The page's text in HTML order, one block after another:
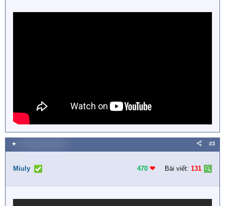
★ #3
Miuly 470 ❤︎ Bài viết: 131